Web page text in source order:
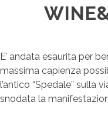
E’ andata esaurita per
massima capienza
l’antico “Spedale” sulla
snodata la